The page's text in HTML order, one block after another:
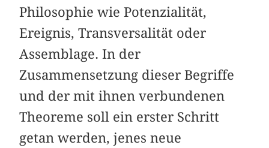
Philosophie wie Potenzialität,
Ereignis, Transversalität oder
Assemblage. In der
Zusammensetzung dieser Begriffe
und der mit ihnen verbundenen
Theoreme soll ein erster Schritt
getan werden, jenes neue